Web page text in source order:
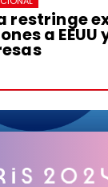
restringe
a